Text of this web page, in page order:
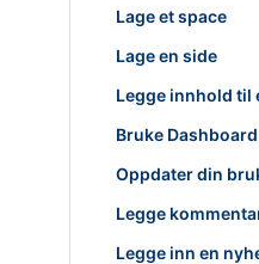
Lage et space
Lage en side
Legge innhold til
Bruke Dashboard
Oppdater din
Legge
Legge inn en